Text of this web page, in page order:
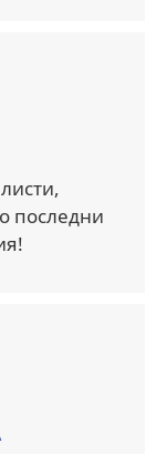
последни